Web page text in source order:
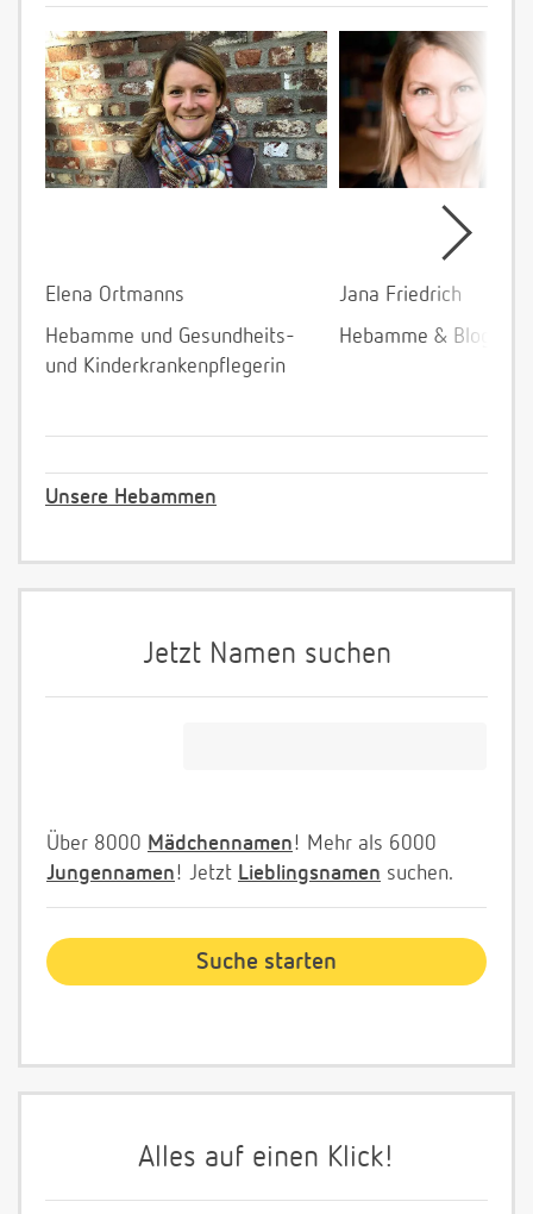
Elena Ortmanns
Hebamme und Gesundheits-
und Kinderkrankenpflegerin
Jana Friedrich
Hebamme &
Unsere Hebammen
Jetzt Namen suchen
Über 8000 Mädchennamen! Mehr als 6000
Jungennamen! Jetzt Lieblingsnamen suchen.
Alles auf einen Klick!